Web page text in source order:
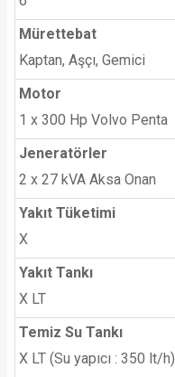
Mürettebat
Kaptan, Aşçı, Gemici
Motor
1 x 300 Hp Volvo Penta
Jeneratörler
2 x 27 kVA Aksa Onan
Yakıt Tüketimi
X
Yakıt Tankı
X LT
Temiz Su Tankı
X LT (Su yapıcı : 350 lt/h)